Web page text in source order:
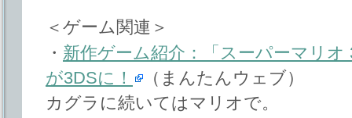
＜ゲーム関連＞
・ 新作ゲーム紹介：「スーパーマリ
が3DSに！
（まんたんウェブ）
カグラに続いてはマリオで。